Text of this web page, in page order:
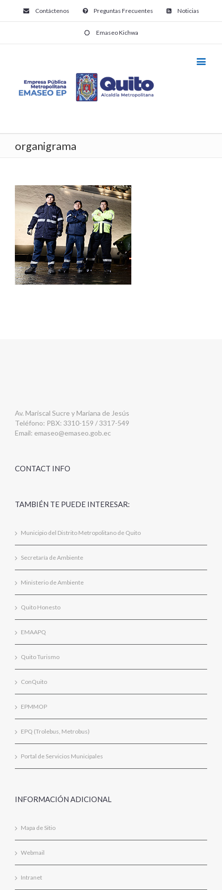
Contáctenos Preguntas Frecuentes Noticias
Emaseo Kichwa
organigrama
Av. Mariscal Sucre y Mariana de Jesús
Teléfono: PBX: 3310-159 / 3317-549
Email: emaseo@emaseo.gob.ec
CONTACT INFO
TAMBIÉN TE PUEDE INTERESAR:
Municipio del Distrito Metropolitano de Quito
Secretaría de Ambiente
Ministerio de Ambiente
Quito Honesto
EMAAPQ
Quito Turismo
ConQuito
EPMMOP
EPQ (Trolebus, Metrobus)
Portal de Servicios Municipales
INFORMACIÓN ADICIONAL
Mapa de Sitio
Webmail
Intranet